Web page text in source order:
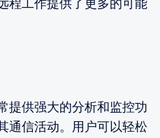
程工作提供了更多的可能
提供强大的分析和监控功
通信活动。用户可以轻松